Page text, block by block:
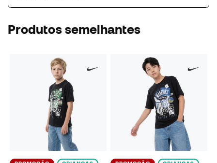
Produtos semelhantes